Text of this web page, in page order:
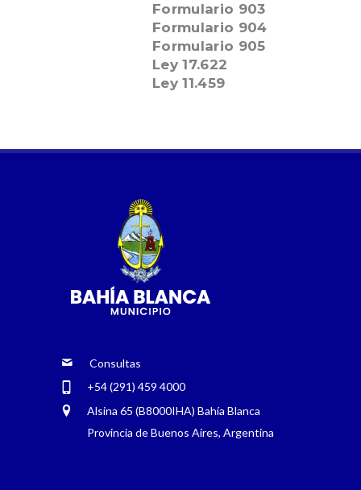
Formulario 903
Formulario 904
Formulario 905
Ley 17.622
Ley 11.459
Consultas
+54 (291) 459 4000
Alsina 65 (B8000IHA) Bahía Blanca
Provincia de Buenos Aires, Argentina